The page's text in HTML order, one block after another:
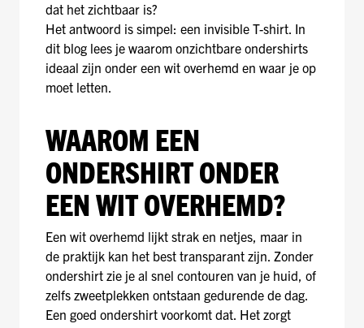
dat het zichtbaar is?
Het antwoord is simpel: een invisible T-shirt. In
dit blog lees je waarom onzichtbare ondershirts
ideaal zijn onder een wit overhemd en waar je op
moet letten.
WAAROM EEN
ONDERSHIRT ONDER
EEN WIT OVERHEMD?
Een wit overhemd lijkt strak en netjes, maar in
de praktijk kan het best transparant zijn. Zonder
ondershirt zie je al snel contouren van je huid, of
zelfs zweetplekken ontstaan gedurende de dag.
Een goed ondershirt voorkomt dat. Het zorgt